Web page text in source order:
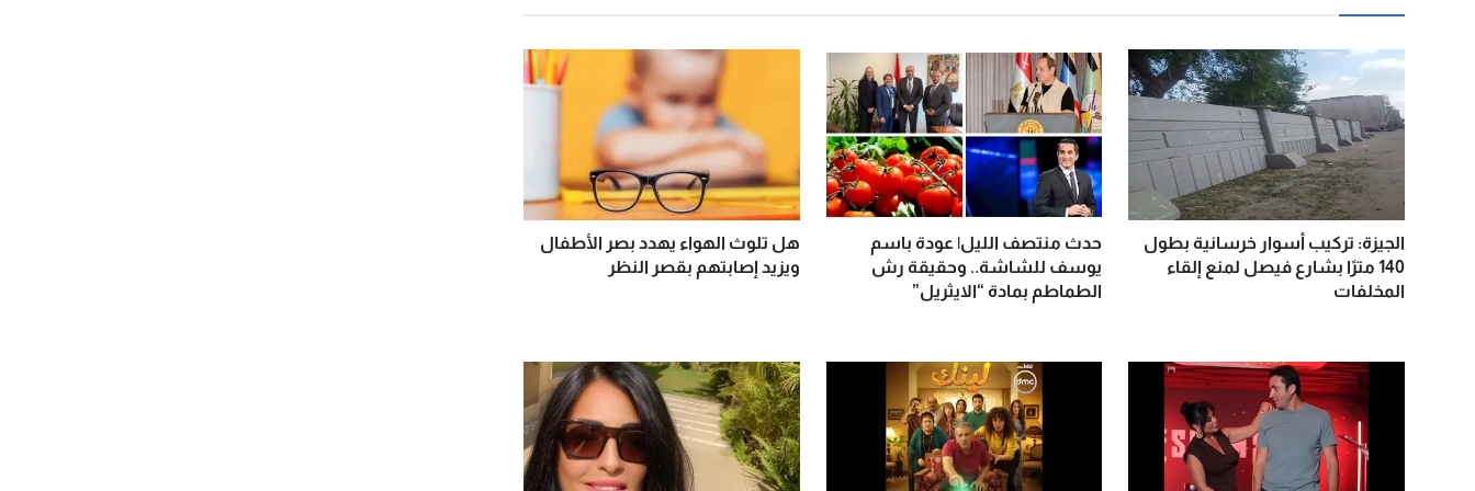
الجيزة: تركيب أسوار خرسانية بطول
140 مترًا بشارع فيصل لمنع إلقاء
المخلفات
حدث منتصف الليل| عودة باسم
يوسف للشاشة.. وحقيقة رش
الطماطم بمادة “الايثريل”
هل تلوث الهواء يهدد بصر الأطفال
ويزيد إصابتهم بقصر النظر